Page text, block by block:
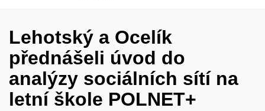
Lehotský a Ocelík
přednášeli úvod do
analýzy sociálních sítí na
letní škole POLNET+